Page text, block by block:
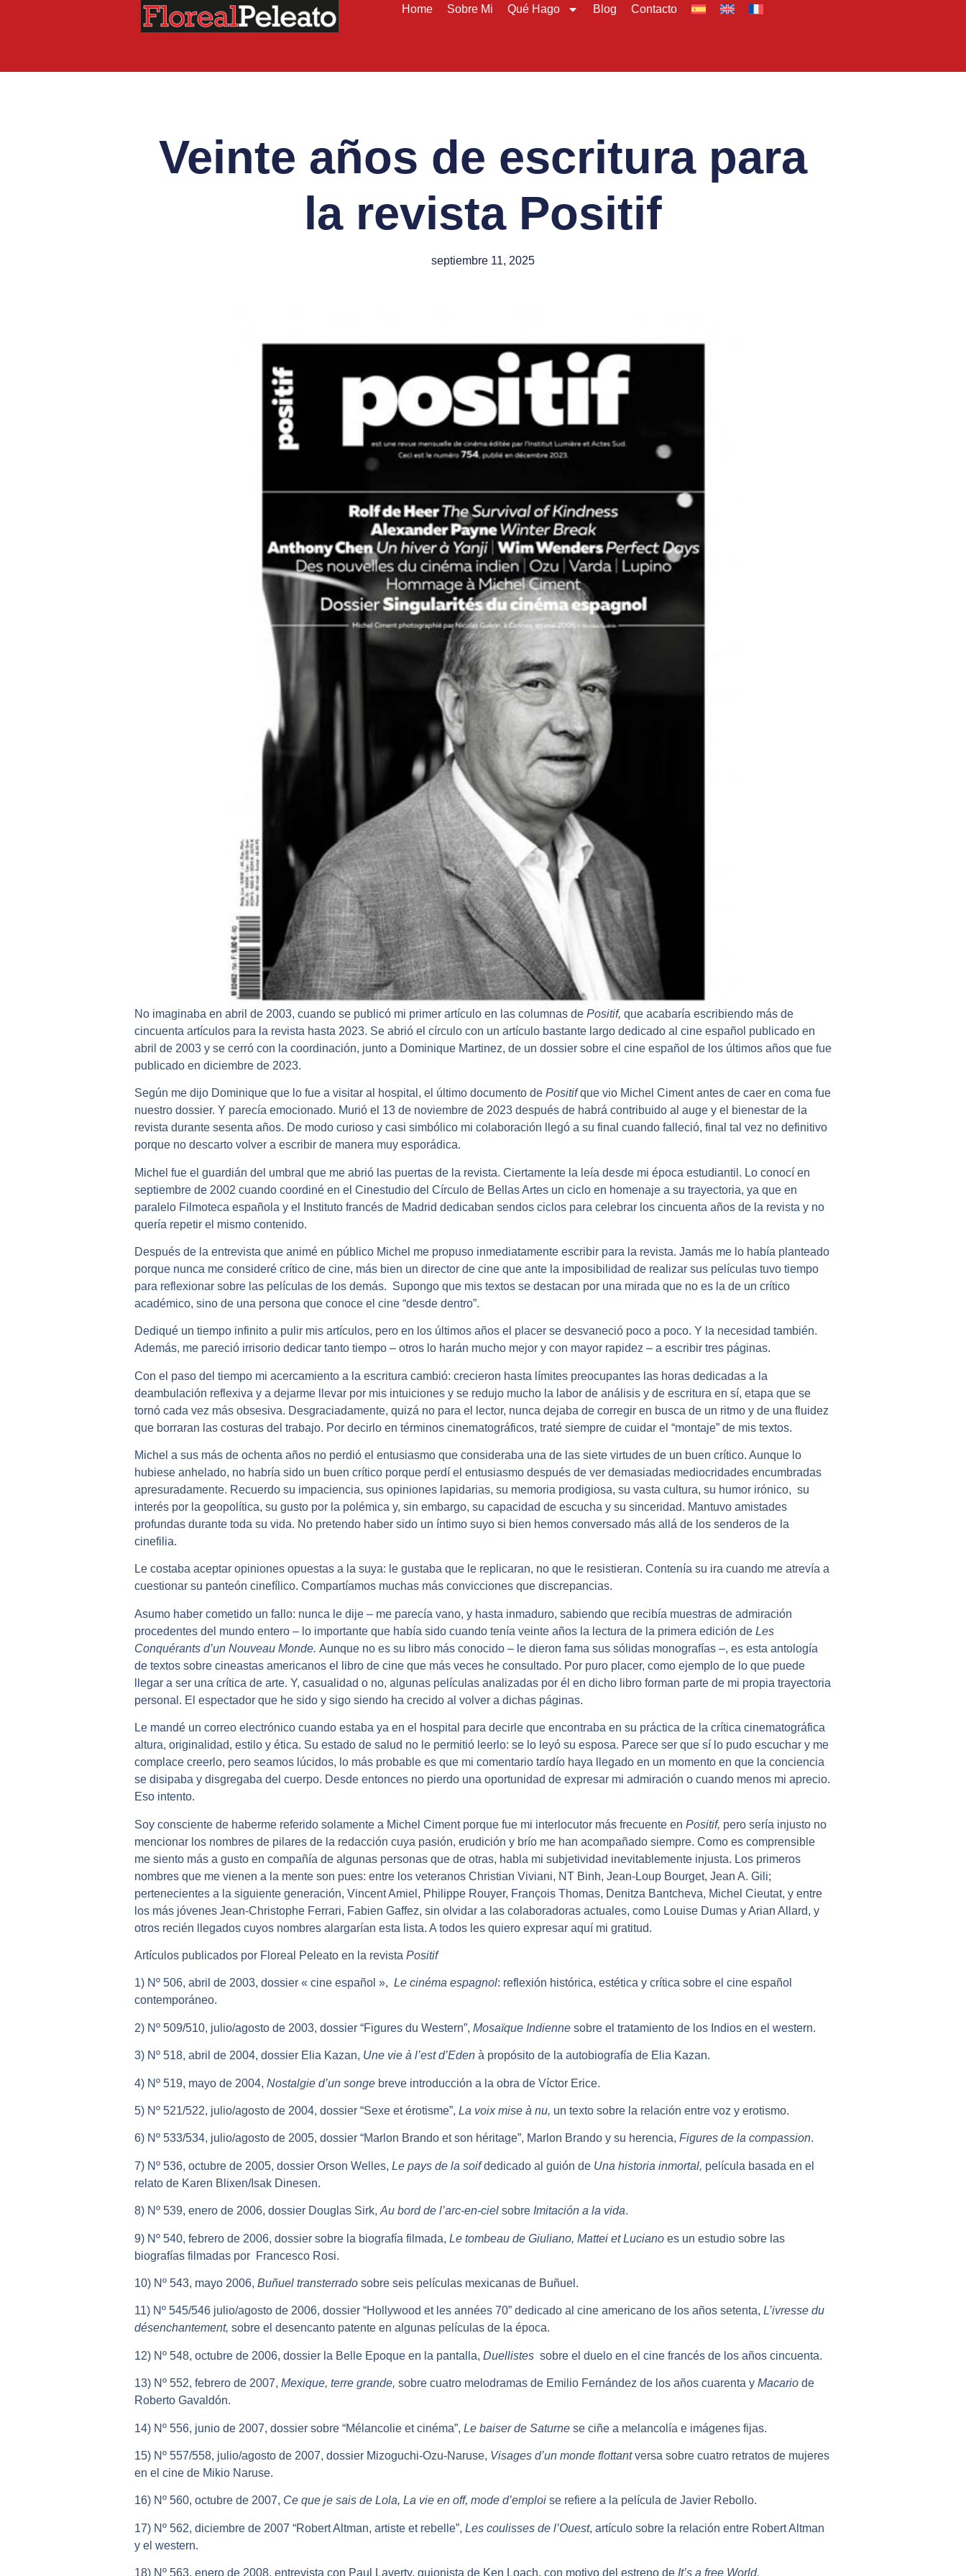
Home Sobre Mi Qué Hago Blog Contacto
Veinte años de escritura para
la revista Positif
septiembre 11, 2025
No imaginaba en abril de 2003, cuando se publicó mi primer artículo en las columnas de Positif, que acabaría escribiendo más de
cincuenta artículos para la revista hasta 2023. Se abrió el círculo con un artículo bastante largo dedicado al cine español publicado en
abril de 2003 y se cerró con la coordinación, junto a Dominique Martinez, de un dossier sobre el cine español de los últimos años que fue
publicado en diciembre de 2023.
Según me dijo Dominique que lo fue a visitar al hospital, el último documento de Positifque vio Michel Ciment antes de caer en coma fue
nuestro dossier. Y parecía emocionado. Murió el 13 de noviembre de 2023 después de habrá contribuido al auge y el bienestar de la
revista durante sesenta años. De modo curioso y casi simbólico mi colaboración llegó a su final cuando falleció, final tal vez no definitivo
porque no descarto volver a escribir de manera muy esporádica.
Michel fue el guardián del umbral que me abrió las puertas de la revista. Ciertamente la leía desde mi época estudiantil. Lo conocí en
septiembre de 2002 cuando coordiné en el Cinestudio del Círculo de Bellas Artes un ciclo en homenaje a su trayectoria, ya que en
paralelo Filmoteca española y el Instituto francés de Madrid dedicaban sendos ciclos para celebrar los cincuenta años de la revista y no
quería repetir el mismo contenido.
Después de la entrevista que animé en público Michel me propuso inmediatamente escribir para la revista. Jamás me lo había planteado
porque nunca me consideré crítico de cine, más bien un director de cine que ante la imposibilidad de realizar sus películas tuvo tiempo
para reflexionar sobre las películas de los demás. Supongo que mis textos se destacan por una mirada que no es la de un crítico
académico, sino de una persona que conoce el cine “desde dentro”.
Dediqué un tiempo infinito a pulir mis artículos, pero en los últimos años el placer se desvaneció poco a poco. Y la necesidad también.
Además, me pareció irrisorio dedicar tanto tiempo – otros lo harán mucho mejor y con mayor rapidez – a escribir tres páginas.
Con el paso del tiempo mi acercamiento a la escritura cambió: crecieron hasta límites preocupantes las horas dedicadas a la
deambulación reflexiva y a dejarme llevar por mis intuiciones y se redujo mucho la labor de análisis y de escritura en sí, etapa que se
tornó cada vez más obsesiva. Desgraciadamente, quizá no para el lector, nunca dejaba de corregir en busca de un ritmo y de una fluidez
que borraran las costuras del trabajo. Por decirlo en términos cinematográficos, traté siempre de cuidar el “montaje” de mis textos.
Michel a sus más de ochenta años no perdió el entusiasmo que consideraba una de las siete virtudes de un buen crítico. Aunque lo
hubiese anhelado, no habría sido un buen crítico porque perdí el entusiasmo después de ver demasiadas mediocridades encumbradas
apresuradamente. Recuerdo su impaciencia, sus opiniones lapidarias, su memoria prodigiosa, su vasta cultura, su humor irónico, su
interés por la geopolítica, su gusto por la polémica y, sin embargo, su capacidad de escucha y su sinceridad. Mantuvo amistades
profundas durante toda su vida. No pretendo haber sido un íntimo suyo si bien hemos conversado más allá de los senderos de la
cinefilia.
Le costaba aceptar opiniones opuestas a la suya: le gustaba que le replicaran, no que le resistieran. Contenía su ira cuando me atrevía a
cuestionar su panteón cinefílico. Compartíamos muchas más convicciones que discrepancias.
Asumo haber cometido un fallo: nunca le dije – me parecía vano, y hasta inmaduro, sabiendo que recibía muestras de admiración
procedentes del mundo entero – lo importante que había sido cuando tenía veinte años la lectura de la primera edición de Les
Conquérants d’un Nouveau Monde. Aunque no es su libro más conocido – le dieron fama sus sólidas monografías –, es esta antología
de textos sobre cineastas americanos el libro de cine que más veces he consultado. Por puro placer, como ejemplo de lo que puede
llegar a ser una crítica de arte. Y, casualidad o no, algunas películas analizadas por él en dicho libro forman parte de mi propia trayectoria
personal. El espectador que he sido y sigo siendo ha crecido al volver a dichas páginas.
Le mandé un correo electrónico cuando estaba ya en el hospital para decirle que encontraba en su práctica de la crítica cinematográfica
altura, originalidad, estilo y ética. Su estado de salud no le permitió leerlo: se lo leyó su esposa. Parece ser que sí lo pudo escuchar y me
complace creerlo, pero seamos lúcidos, lo más probable es que mi comentario tardío haya llegado en un momento en que la conciencia
se disipaba y disgregaba del cuerpo. Desde entonces no pierdo una oportunidad de expresar mi admiración o cuando menos mi aprecio.
Eso intento.
Soy consciente de haberme referido solamente a Michel Ciment porque fue mi interlocutor más frecuente en Positif, pero sería injusto no
mencionar los nombres de pilares de la redacción cuya pasión, erudición y brío me han acompañado siempre. Como es comprensible
me siento más a gusto en compañía de algunas personas que de otras, habla mi subjetividad inevitablemente injusta. Los primeros
nombres que me vienen a la mente son pues: entre los veteranos Christian Viviani, NT Binh, Jean-Loup Bourget, Jean A. Gili;
pertenecientes a la siguiente generación, Vincent Amiel, Philippe Rouyer, François Thomas, Denitza Bantcheva, Michel Cieutat, y entre
los más jóvenes Jean-Christophe Ferrari, Fabien Gaffez, sin olvidar a las colaboradoras actuales, como Louise Dumas y Arian Allard, y
otros recién llegados cuyos nombres alargarían esta lista. A todos les quiero expresar aquí mi gratitud.
Artículos publicados por Floreal Peleato en la revista Positif
1) Nº 506, abril de 2003, dossier « cine español », Le cinéma espagnol: reflexión histórica, estética y crítica sobre el cine español
contemporáneo.
2) Nº 509/510, julio/agosto de 2003, dossier “Figures du Western”, Mosaïque Indienne sobre el tratamiento de los Indios en el western.
3) Nº 518, abril de 2004, dossier Elia Kazan, Une vie à l’est d’Eden à propósito de la autobiografía de Elia Kazan.
4) Nº 519, mayo de 2004, Nostalgie d’un songe breve introducción a la obra de Víctor Erice.
5) Nº 521/522, julio/agosto de 2004, dossier “Sexe et érotisme”, La voix mise à nu, un texto sobre la relación entre voz y erotismo.
6) Nº 533/534, julio/agosto de 2005, dossier “Marlon Brando et son héritage”, Marlon Brando y su herencia, Figures de la compassion.
7) Nº 536, octubre de 2005, dossier Orson Welles, Le pays de la soifdedicado al guión de Una historia inmortal, película basada en el
relato de Karen Blixen/Isak Dinesen.
8) Nº 539, enero de 2006, dossier Douglas Sirk, Au bord de l’arc-en-ciel sobre Imitación a la vida.
9) Nº 540, febrero de 2006, dossier sobre la biografía filmada, Le tombeau de Giuliano, Mattei et Luciano es un estudio sobre las
biografías filmadas por Francesco Rosi.
10) Nº 543, mayo 2006, Buñuel transterrado sobre seis películas mexicanas de Buñuel.
11) Nº 545/546 julio/agosto de 2006, dossier “Hollywood et les années 70” dedicado al cine americano de los años setenta, L’ivresse du
désenchantement, sobre el desencanto patente en algunas películas de la época.
12) Nº 548, octubre de 2006, dossier la Belle Epoque en la pantalla, Duellistes sobre el duelo en el cine francés de los años cincuenta.
13) Nº 552, febrero de 2007, Mexique, terre grande, sobre cuatro melodramas de Emilio Fernández de los años cuarenta y Macario de
Roberto Gavaldón.
14) Nº 556, junio de 2007, dossier sobre “Mélancolie et cinéma”, Le baiser de Saturne se ciñe a melancolía e imágenes fijas.
15) Nº 557/558, julio/agosto de 2007, dossier Mizoguchi-Ozu-Naruse, Visages d’un monde flottantversa sobre cuatro retratos de mujeres
en el cine de Mikio Naruse.
16) Nº 560, octubre de 2007, Ce que je sais de Lola, La vie en off, mode d’emploi se refiere a la película de Javier Rebollo.
17) Nº 562, diciembre de 2007 “Robert Altman, artiste et rebelle”, Les coulisses de l’Ouest, artículo sobre la relación entre Robert Altman
y el western.
18) Nº 563, enero de 2008, entrevista con Paul Laverty, guionista de Ken Loach, con motivo del estreno de It’s a free World.